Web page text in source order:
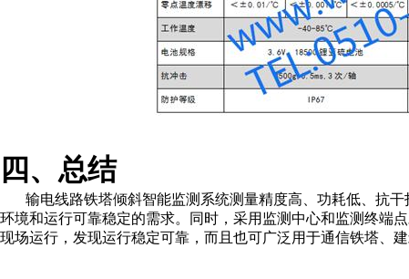
四、总结
输电线路铁塔倾斜智能监测系统测量精度高、功耗低、抗
环境和运行可靠稳定的需求。同时，采用监测中心和监测终端
现场运行，发现运行稳定可靠，而且也可广泛用于通信铁塔、